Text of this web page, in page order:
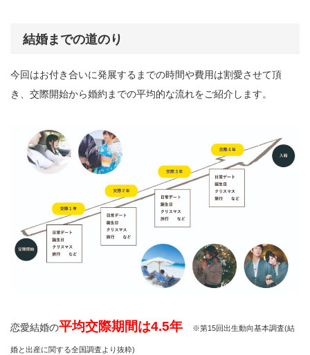
結婚までの道のり
今回はお付き合いに発展するまでの時間や費用は割愛させて頂
き、交際開始から婚約までの平均的な流れをご紹介します。
恋愛結婚の平均交際期間は4.5年 ※第15回出生動向基本調査(結
婚と出産に関する全国調査より抜粋)